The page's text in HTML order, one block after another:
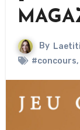
By
#concours,